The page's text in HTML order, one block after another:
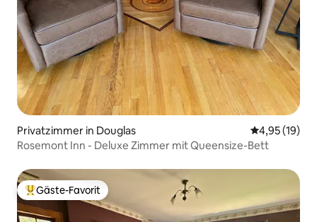
Privatzimmer in Douglas
4,95 (19)
Rosemont Inn - Deluxe Zimmer mit Queensize-Bett
Beliebter Gäste-Favorit.
Gäste-Favorit